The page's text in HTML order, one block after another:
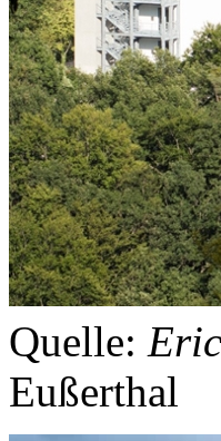
Quelle:
Eußerthal